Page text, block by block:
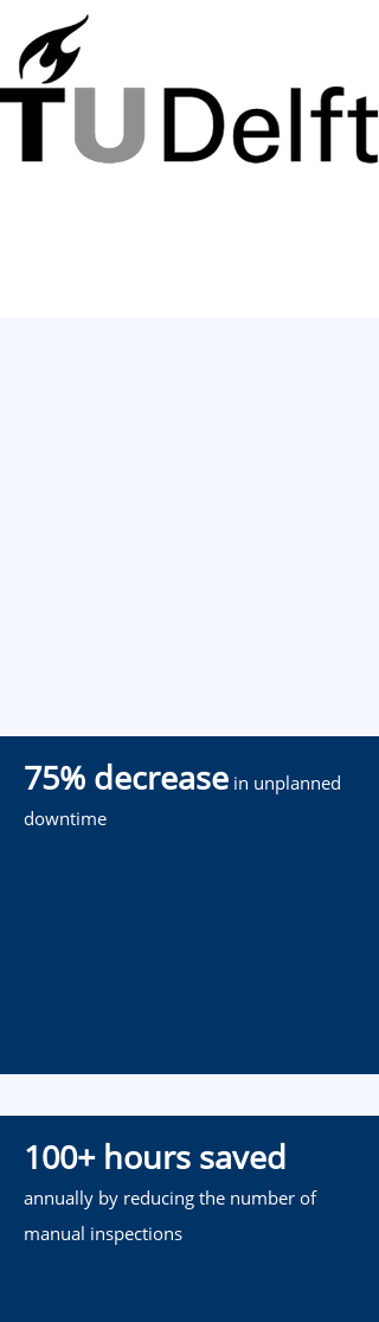
75% decrease in unplanned
downtime
100+ hours saved
annually by reducing the number of
manual inspections​​